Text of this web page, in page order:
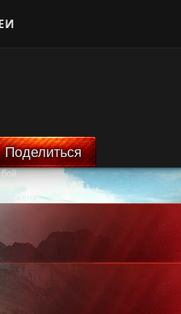
Поделиться